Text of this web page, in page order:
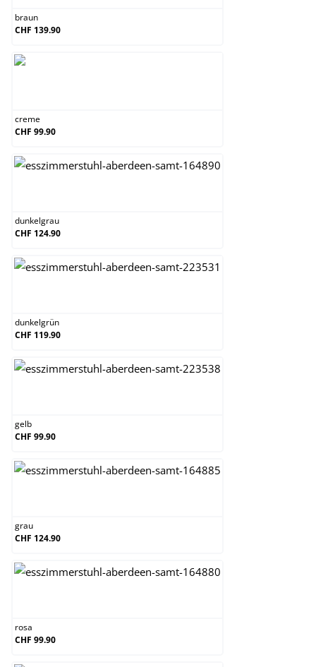
braun
CHF 139.90
creme
CHF 99.90
dunkelgrau
CHF 124.90
dunkelgrün
CHF 119.90
gelb
CHF 99.90
grau
CHF 124.90
rosa
CHF 99.90